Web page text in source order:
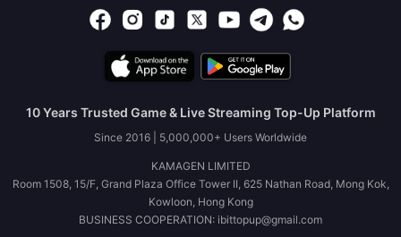
10 Years Trusted Game & Live Streaming Top-Up Platform
Since 2016 | 5,000,000+ Users Worldwide
KAMAGEN LIMITED
Room 1508, 15/F, Grand Plaza Office Tower II, 625 Nathan Road, Mong Kok,
Kowloon, Hong Kong
BUSINESS COOPERATION: ibittopup@gmail.com